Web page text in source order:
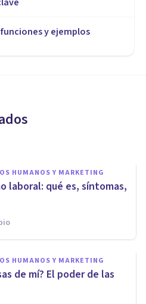
y ejemplos
Humanos
HUMANOS Y MARKETING
laboral: qué es, síntomas,
HUMANOS Y MARKETING
de mí? El poder de las
Másters de